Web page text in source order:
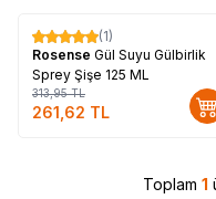
%17
(1)
Rosense Gül Suyu Gülbirlik
Sprey Şişe 125 ML
313,95TL
261,62 TL
Toplam 1